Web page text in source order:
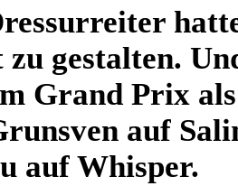
gestalten.
Grand Prix
auf
auf Whisper.